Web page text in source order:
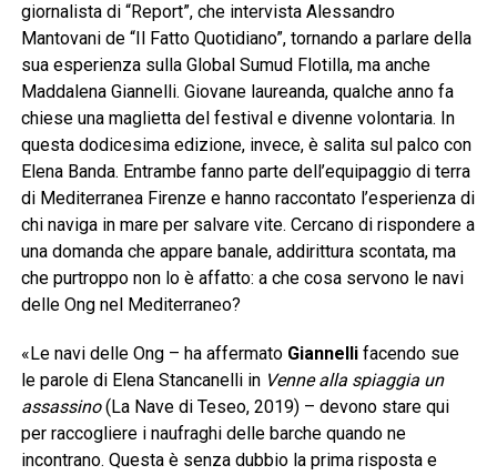
giornalista di “Report”, che intervista Alessandro
Mantovani de “Il Fatto Quotidiano”, tornando a parlare della
sua esperienza sulla Global Sumud Flotilla, ma anche
Maddalena Giannelli. Giovane laureanda, qualche anno fa
chiese una maglietta del festival e divenne volontaria. In
questa dodicesima edizione, invece, è salita sul palco con
Elena Banda. Entrambe fanno parte dell’equipaggio di terra
di Mediterranea Firenze e hanno raccontato l’esperienza di
chi naviga in mare per salvare vite. Cercano di rispondere a
una domanda che appare banale, addirittura scontata, ma
che purtroppo non lo è affatto: a che cosa servono le navi
delle Ong nel Mediterraneo?
«Le navi delle Ong – ha affermato Giannellifacendo sue
le parole di Elena Stancanelli in Venne alla spiaggia un
assassino(La Nave di Teseo, 2019) – devono stare qui
per raccogliere i naufraghi delle barche quando ne
incontrano. Questa è senza dubbio la prima risposta e